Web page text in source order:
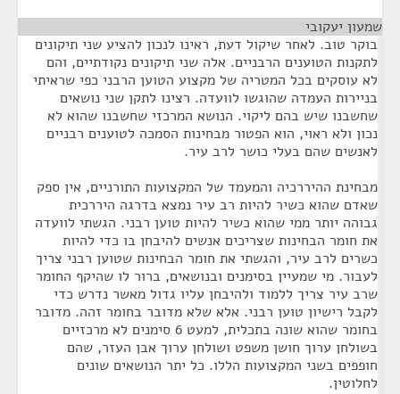
שמעון יעקובי
בוקר טוב. לאחר שיקול דעת, ראינו לנכון להציע שני תיקונים
לתקנות הטוענים הרבניים. אלה שני תיקונים נקודתיים, והם
לא עוסקים בכל המטריה של מקצוע הטוען הרבני כפי שראיתי
בניירות העמדה שהוגשו לוועדה. רצינו לתקן שני נושאים
שחשבנו שיש בהם ליקוי. הנושא המרכזי שחשבנו שהוא לא
נכון ולא ראוי, הוא הפטור מבחינות הסמכה לטוענים רבניים
לאנשים שהם בעלי כושר לרב עיר.
מבחינת ההיררכיה והמעמד של המקצועות התורניים, אין ספק
שאדם שהוא כשיר להיות רב עיר נמצא בדרגה היררכית
גבוהה יותר ממי שהוא כשיר להיות טוען רבני. הגשתי לוועדה
את חומר הבחינות שצריכים אנשים להיבחן בו כדי להיות
כשרים לרב עיר, והגשתי את חומר הבחינות שטוען רבני צריך
לעבור. מי שמעיין בסימנים ובנושאים, ברור לו שהיקף החומר
שרב עיר צריך ללמוד ולהיבחן עליו גדול מאשר נדרש כדי
לקבל רישיון טוען רבני. אלא שלא מדובר בחומר זהה. מדובר
בחומר שהוא שונה בתכלית, למעט 6 סימנים לא מרכזיים
בשולחן ערוך חושן משפט ושולחן ערוך אבן העזר, שהם
חופפים בשני המקצועות הללו. כל יתר הנושאים שונים
לחלוטין.